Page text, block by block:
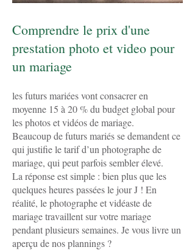
Comprendre le prix d'une
prestation photo et video pour
un mariage
les futurs mariées vont consacrer en
moyenne 15 à 20 % du budget global pour
les photos et vidéos de mariage.
Beaucoup de futurs mariés se demandent ce
qui justifie le tarif d’un photographe de
mariage, qui peut parfois sembler élevé.
La réponse est simple : bien plus que les
quelques heures passées le jour J ! En
réalité, le photographe et vidéaste de
mariage travaillent sur votre mariage
pendant plusieurs semaines. Je vous livre un
aperçu de nos plannings ?